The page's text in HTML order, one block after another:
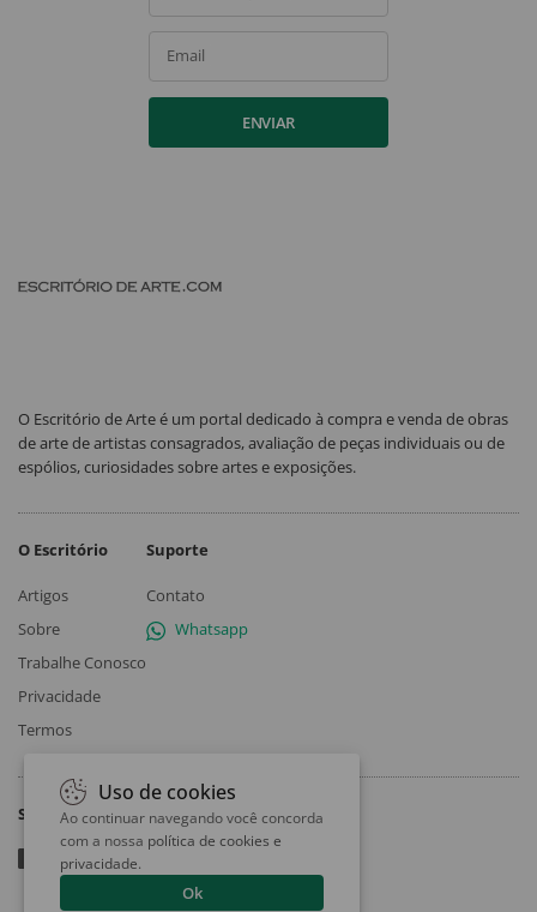
Email
ENVIAR
O Escritório de Arte é um portal dedicado à compra e venda de obras
de arte de artistas consagrados, avaliação de peças individuais ou de
espólios, curiosidades sobre artes e exposições.
O Escritório
Artigos
Sobre
Trabalhe Conosco
Privacidade
Termos
Suporte
Contato
Whatsapp
Siga
Uso de cookies
Ao continuar navegando você concorda
com a nossa política de cookies e
privacidade.
Ok